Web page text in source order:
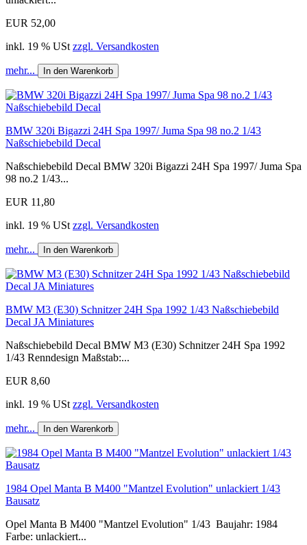
EUR 52,00
inkl. 19 % USt zzgl. Versandkosten
mehr... In den Warenkorb
BMW 320i Bigazzi 24H Spa 1997/ Juma Spa 98 no.2 1/43
Naßschiebebild Decal
Naßschiebebild Decal BMW 320i Bigazzi 24H Spa 1997/ Juma Spa
98 no.2 1/43...
EUR 11,80
inkl. 19 % USt zzgl. Versandkosten
mehr... In den Warenkorb
BMW M3 (E30) Schnitzer 24H Spa 1992 1/43 Naßschiebebild
Decal JA Miniatures
Naßschiebebild Decal BMW M3 (E30) Schnitzer 24H Spa 1992
1/43 Renndesign Maßstab:...
EUR 8,60
inkl. 19 % USt zzgl. Versandkosten
mehr... In den Warenkorb
1984 Opel Manta B M400 "Mantzel Evolution" unlackiert 1/43
Bausatz
Opel Manta B M400 "Mantzel Evolution" 1/43 Baujahr: 1984
Farbe: unlackiert...